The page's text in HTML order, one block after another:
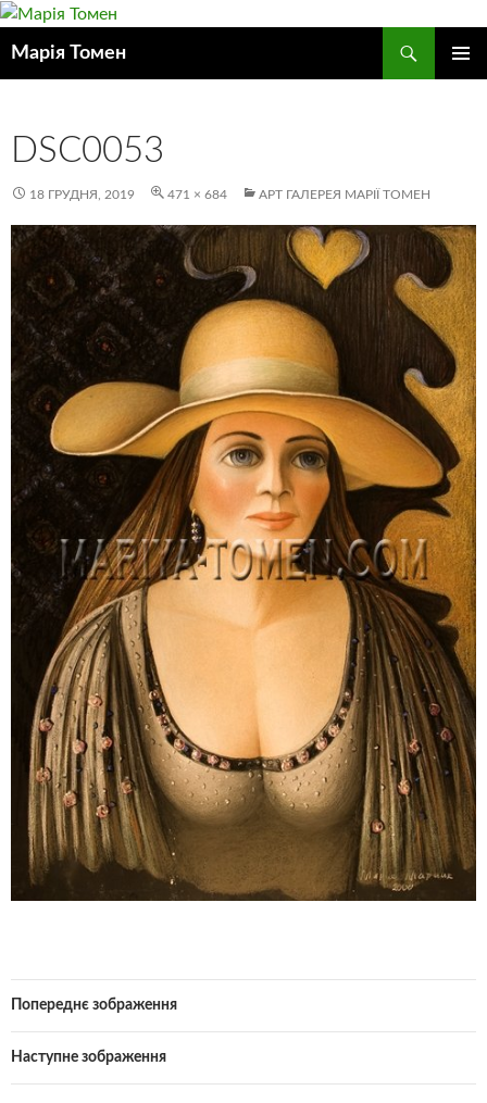
Марія Томен
DSC0053
18 ГРУДНЯ, 2019 471 × 684 АРТ ГАЛЕРЕЯ МАРІЇ ТОМЕН
Попереднє зображення
Наступне зображення